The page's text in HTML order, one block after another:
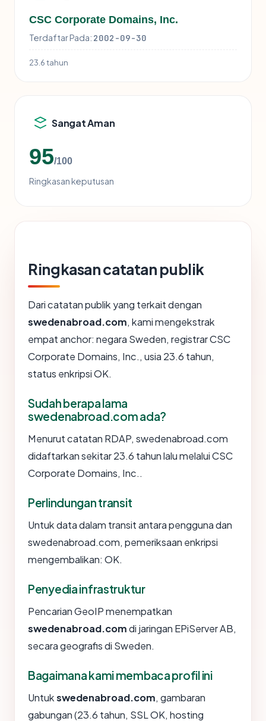
CSC Corporate Domains, Inc.
Terdaftar Pada: 2002-09-30
23.6 tahun
Sangat Aman
95/100
Ringkasan keputusan
Ringkasan catatan publik
Dari catatan publik yang terkait dengan
swedenabroad.com, kami mengekstrak
empat anchor: negara Sweden, registrar CSC
Corporate Domains, Inc., usia 23.6 tahun,
status enkripsi OK.
Sudah berapa lama
swedenabroad.com ada?
Menurut catatan RDAP, swedenabroad.com
didaftarkan sekitar 23.6 tahun lalu melalui CSC
Corporate Domains, Inc..
Perlindungan transit
Untuk data dalam transit antara pengguna dan
swedenabroad.com, pemeriksaan enkripsi
mengembalikan: OK.
Penyedia infrastruktur
Pencarian GeoIP menempatkan
swedenabroad.comdi jaringan EPiServer AB,
secara geografis di Sweden.
Bagaimana kami membaca profil ini
Untukswedenabroad.com, gambaran
gabungan (23.6 tahun, SSL OK, hosting